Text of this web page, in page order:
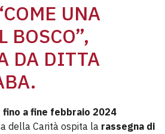
UNA
BOSCO”,
DA DITTA
a fine febbraio 2024
della Carità ospita la rassegna di